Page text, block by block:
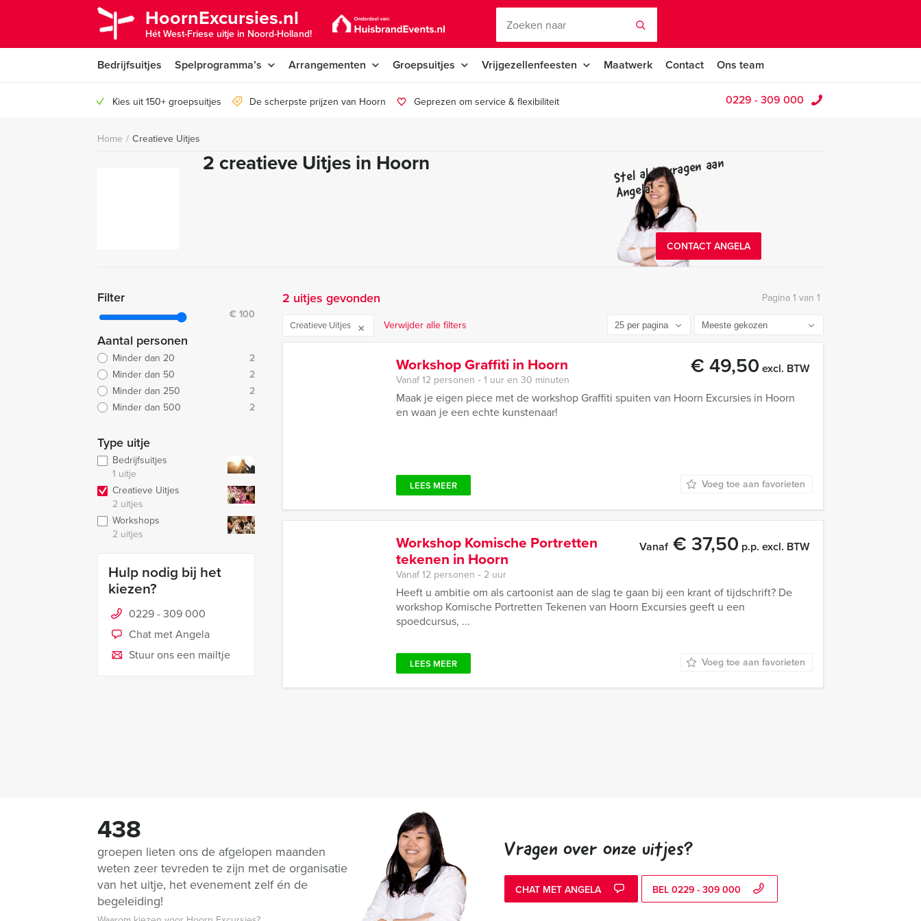
HoornExcursies.nl
Hét West-Friese uitje in Noord-Holland!
Bedrijfsuitjes Spelprogramma’s Arrangementen Groepsuitjes Vrijgezellenfeesten Maatwerk Contact Ons team
Kies uit 150+ groepsuitjes De scherpste prijzen van Hoorn Geprezen om service & flexibiliteit 0229 - 309 000
Home / Creatieve Uitjes
2 creatieve Uitjes in Hoorn Stel al je vragen aan
Angela!
CONTACT ANGELA
Filter
€ 100
Aantal personen
Minder dan 20
2
Minder dan 50
2
Minder dan 250
2
Minder dan 500
2
Type uitje
Bedrijfsuitjes
1 uitje
Creatieve Uitjes
2 uitjes
Workshops
2 uitjes
Hulp nodig bij het
kiezen?
0229 - 309 000
Chat met Angela
Stuur ons een mailtje
2 uitjes gevonden Pagina 1 van 1
Creatieve Uitjes Verwijder alle filters
Workshop Graffiti in Hoorn € 49,50 excl. BTW
Vanaf 12 personen ‐ 1 uur en 30 minuten
Maak je eigen piece met de workshop Graffiti spuiten van Hoorn Excursies in Hoorn
en waan je een echte kunstenaar!
LEES MEER Voeg toe aan favorieten
Workshop Komische Portretten
tekenen in Hoorn
Vanaf€ 37,50 p.p. excl. BTW
Vanaf 12 personen ‐ 2 uur
Heeft u ambitie om als cartoonist aan de slag te gaan bij een krant of tijdschrift? De
workshop Komische Portretten Tekenen van Hoorn Excursies geeft u een
spoedcursus, ...
LEES MEER Voeg toe aan favorieten
438
groepen lieten ons de afgelopen maanden
weten zeer tevreden te zijn met de organisatie
van het uitje, het evenement zelf én de
begeleiding!
Vragen over onze uitjes?
CHAT MET ANGELA BEL 0229 - 309 000